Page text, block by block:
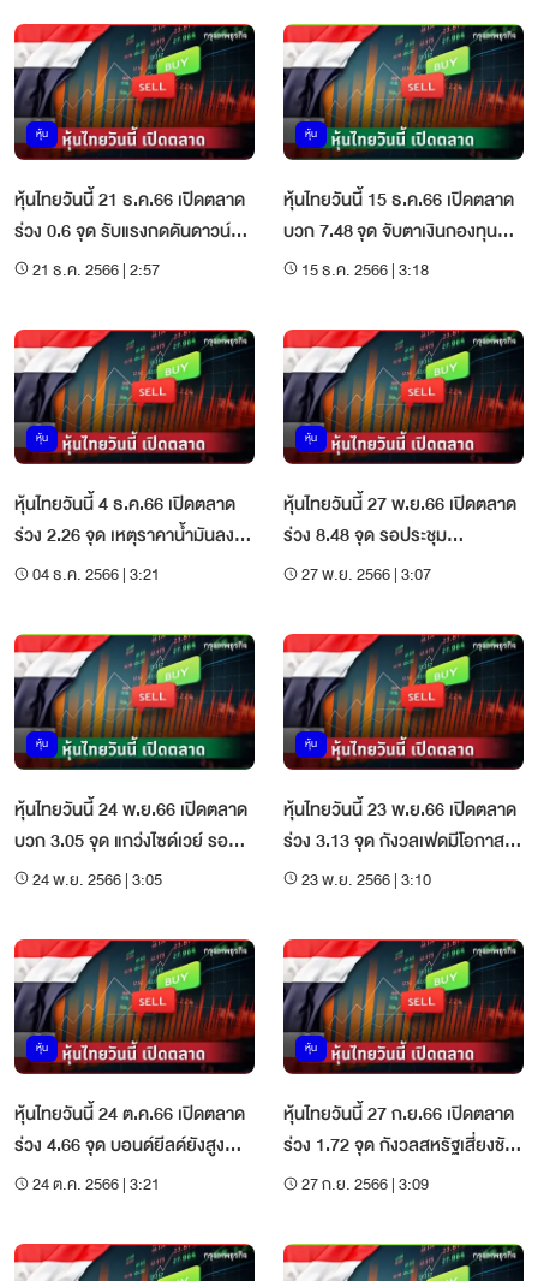
หุ้น
หุ้นไทยวันนี้ 21 ธ.ค.66 เปิดตลาด
ร่วง 0.6 จุด รับแรงกดดันดาวน์
โจนส์ปรับลง
21 ธ.ค. 2566 | 2:57
หุ้น
หุ้นไทยวันนี้ 15 ธ.ค.66 เปิดตลาด
บวก 7.48 จุด จับตาเงินกองทุน
TESG ไหลเข้า
15 ธ.ค. 2566 | 3:18
หุ้น
หุ้นไทยวันนี้ 4 ธ.ค.66 เปิดตลาด
ร่วง 2.26 จุด เหตุราคาน้ำมันลง
ถ่วงหุ้นพลังงาน
04 ธ.ค. 2566 | 3:21
หุ้น
หุ้นไทยวันนี้ 27 พ.ย.66 เปิดตลาด
ร่วง 8.48 จุด รอประชุม
กนง.สัปดาห์นี้
27 พ.ย. 2566 | 3:07
หุ้น
หุ้นไทยวันนี้ 24 พ.ย.66 เปิดตลาด
บวก 3.05 จุด แกว่งไซด์เวย์ รอ
ปัจจัยใหม่
24 พ.ย. 2566 | 3:05
หุ้น
หุ้นไทยวันนี้ 23 พ.ย.66 เปิดตลาด
ร่วง 3.13 จุด กังวลเฟดมีโอกาส
ขึ้นดอกเบี้ย
23 พ.ย. 2566 | 3:10
หุ้น
หุ้นไทยวันนี้ 24 ต.ค.66 เปิดตลาด
ร่วง 4.66 จุด บอนด์ยีลด์ยังสูง
กดดัน และสงคราม
24 ต.ค. 2566 | 3:21
หุ้น
หุ้นไทยวันนี้ 27 ก.ย.66 เปิดตลาด
ร่วง 1.72 จุด กังวลสหรัฐเสี่ยงชัต
ดาวน์27 ก.ย. 2566 | 3:09